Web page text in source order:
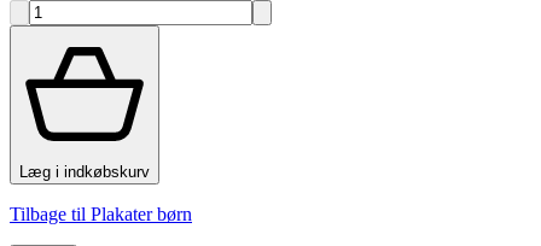
Læg i indkøbskurv
Tilbage til Plakater børn